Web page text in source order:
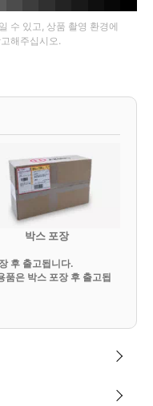
수 있고, 상품 촬영 환경에
해주십시오.
박스 포장
후 출고됩니다.
품은 박스 포장 후 출고됩